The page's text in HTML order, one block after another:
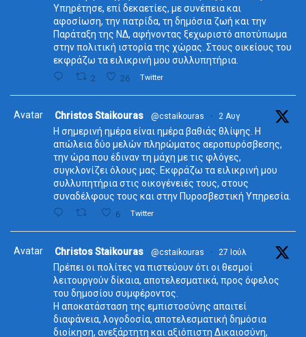
Υπηρέτησε, επί δεκαετίες, με συνέπεια και
αφοσίωση, την πατρίδα, τη δημόσια ζωή και την
Παράταξη της ΝΔ, αφήνοντας ξεχωριστό αποτύπωμα
στην πολιτική ιστορία της χώρας. Στους οικείους του
εκφράζω τα ειλικρινή μου συλλυπητήρια.
2 26 Twitter
Avatar Christos Staikouras @cstaikouras · 2 Αυγ
Η σημερινή ημέρα είναι ημέρα βαθιάς θλίψης. Η
απώλεια δύο μελών πληρώματος αεροπυρόσβεσης,
την ώρα που έδιναν τη μάχη με τις φλόγες,
συγκλονίζει όλους μας. Εκφράζω τα ειλικρινή μου
συλλυπητήρια στις οικογένειές τους, στους
συναδέλφους τους και στην Πυροσβεστική Υπηρεσία.
6 Twitter
Avatar Christos Staikouras @cstaikouras · 27 Ιούλ
Πρέπει οι πολίτες να πιστεύουν ότι οι θεσμοί
λειτουργούν δίκαια, αποτελεσματικά, προς όφελος
του δημοσίου συμφέροντος.
Η αποκατάσταση της εμπιστοσύνης απαιτεί
διαφάνεια, λογοδοσία, αποτελεσματική δημόσια
διοίκηση, ανεξάρτητη και αξιόπιστη Δικαιοσύνη,